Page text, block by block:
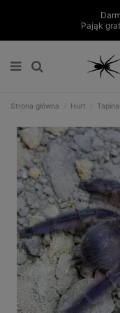
Pająk
Strona główna Hurt